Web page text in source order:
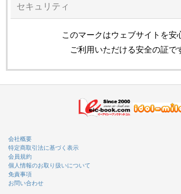
セキュリティ
このマークはウェブサイトを安
ご利用いただける安全の証で
会社概要
特定商取引法に基づく表示
会員規約
個人情報のお取り扱いについて
免責事項
お問い合わせ